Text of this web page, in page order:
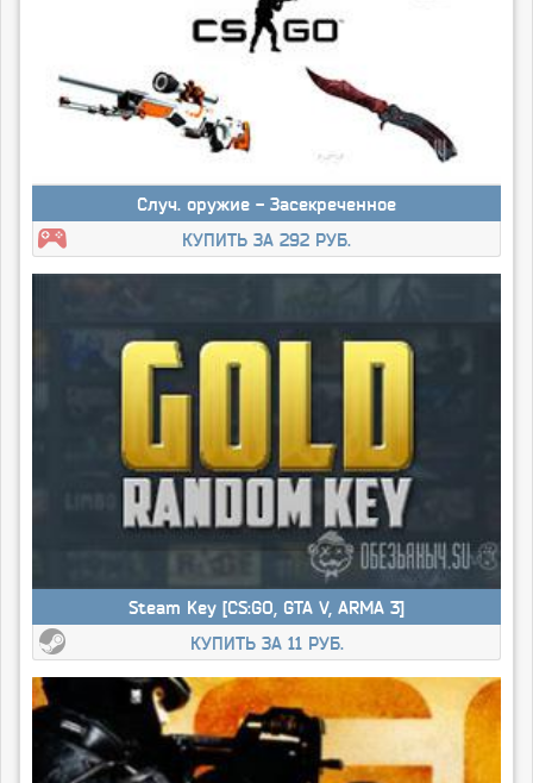
Случ. оружие - Засекреченное
КУПИТЬ ЗА 292 РУБ.
Steam Key [CS:GO, GTA V, ARMA 3]
КУПИТЬ ЗА 11 РУБ.